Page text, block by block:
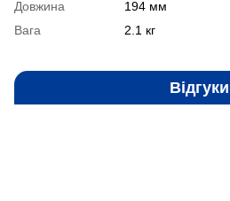
Довжина
194 мм
Вага
2.1 кг
Відгуки